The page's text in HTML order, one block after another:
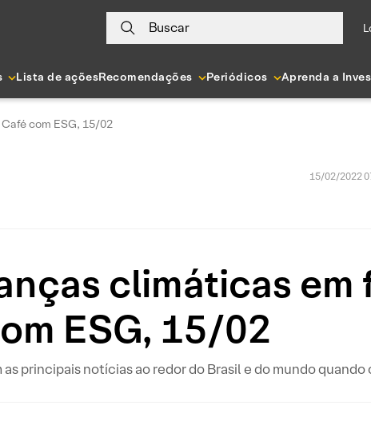
Buscar
Lista de açõesRecomendações Periódicos Aprenda a
com ESG, 15/02
15/02/2022
climáticas em
ESG, 15/02
principais notícias ao redor do Brasil e do mundo quando